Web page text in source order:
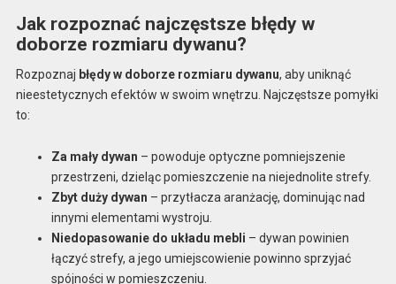
Jak rozpoznać najczęstsze błędy w
doborze rozmiaru dywanu?
Rozpoznaj błędy w doborze rozmiaru dywanu, aby uniknąć
nieestetycznych efektów w swoim wnętrzu. Najczęstsze pomyłki
to:
Za mały dywan – powoduje optyczne pomniejszenie
przestrzeni, dzieląc pomieszczenie na niejednolite strefy.
Zbyt duży dywan – przytłacza aranżację, dominując nad
innymi elementami wystroju.
Niedopasowanie do układu mebli – dywan powinien
łączyć strefy, a jego umiejscowienie powinno sprzyjać
spójności w pomieszczeniu.